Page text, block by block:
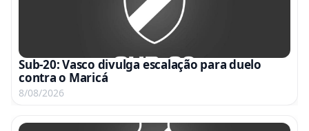
Sub-20: Vasco divulga escalação para duelo
contra o Maricá
8/08/2026